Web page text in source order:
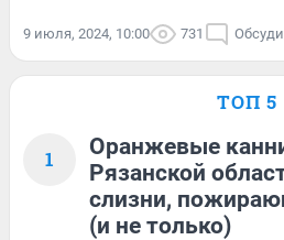
9 июля, 2024, 10:00 731
ТОП 5
1
Оранжевые
Рязанской
слизни,
(и не только)